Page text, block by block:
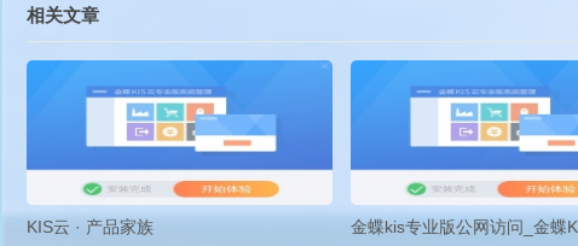
相关文章
KIS云 · 产品家族 金蝶kis专业版公网访问_金蝶